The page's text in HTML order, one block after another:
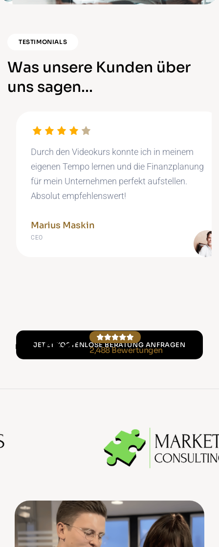
TESTIMONIALS
Was unsere Kunden über
uns sagen...
Durch den Videokurs konnte ich in meinem
eigenen Tempo lernen und die Finanzplanung
für mein Unternehmen perfekt aufstellen.
Absolut empfehlenswert!
Marius Maskin
CEO
JETZT KOSTENLOSE BERATUNG ANFRAGEN
4.82 2,488 Bewertungen